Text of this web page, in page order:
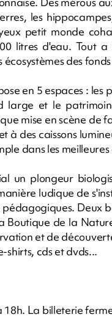
les
petit monde
litres d'eau. Tout
des
en 5 espaces : les
large et le
mise en scène de
à des caissons
dans les
un plongeur
ludique de
Deux
Boutique de la
et de
shirts, cds et dvds...
La billeterie